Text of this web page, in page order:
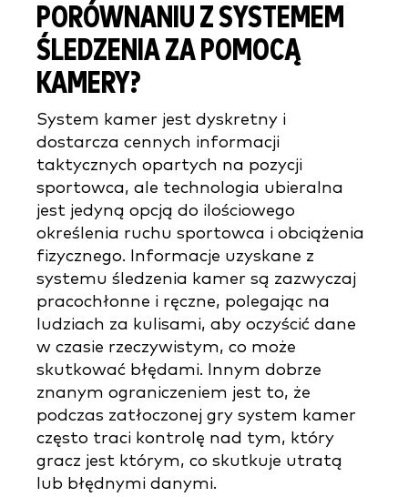
PORÓWNANIU Z SYSTEMEM
ŚLEDZENIA ZA POMOCĄ
KAMERY?
System kamer jest dyskretny i
dostarcza cennych informacji
taktycznych opartych na pozycji
sportowca, ale technologia ubieralna
jest jedyną opcją do ilościowego
określenia ruchu sportowca i obciążenia
fizycznego. Informacje uzyskane z
systemu śledzenia kamer są zazwyczaj
pracochłonne i ręczne, polegając na
ludziach za kulisami, aby oczyścić dane
w czasie rzeczywistym, co może
skutkować błędami. Innym dobrze
znanym ograniczeniem jest to, że
podczas zatłoczonej gry system kamer
często traci kontrolę nad tym, który
gracz jest którym, co skutkuje utratą
lub błędnymi danymi.